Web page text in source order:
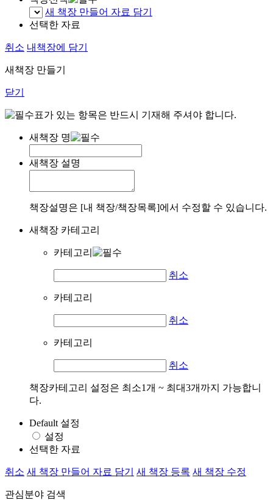
새 책장 만들어 자료 담기
선택한 자료
취소 내책장에 담기
새책장 만들기
닫기
표가 있는 항목은 반드시 기재해 주셔야 합니다.
새책장 명
새책장 설명
책장설명은 [내 책장/책장목록]에서 수정할 수 있습니다.
새책장 카테고리
카테고리
취소
카테고리
취소
카테고리
취소
책장카테고리 설정은 최소1개 ~ 최대3개까지 가능합니
다.
Default 설정
설정
선택한 자료
취소 새 책장 만들어 자료 담기 새 책장 등록 새 책장 수정
관심분야 검색